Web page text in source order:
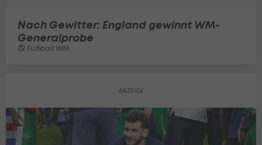
Nach Gewitter: England gewinnt WM-
Generalprobe
Fußball WM